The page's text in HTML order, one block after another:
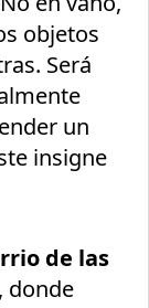
objetos
Será
un
insigne
de las
donde